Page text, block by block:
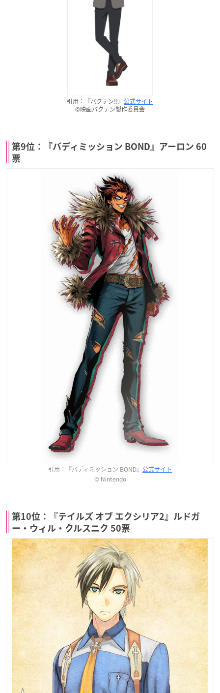
引用：『バクテン!!』 公式サイト
©映画バクテン製作委員会
第9位：『バディミッション BOND』アーロン 60
票
引用：『バディミッション BOND』 公式サイト
© Nintendo
第10位：『テイルズ オブ エクシリア2』ルドガ
ー・ウィル・クルスニク 50票